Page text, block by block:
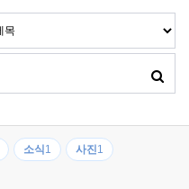
소식1 사진1